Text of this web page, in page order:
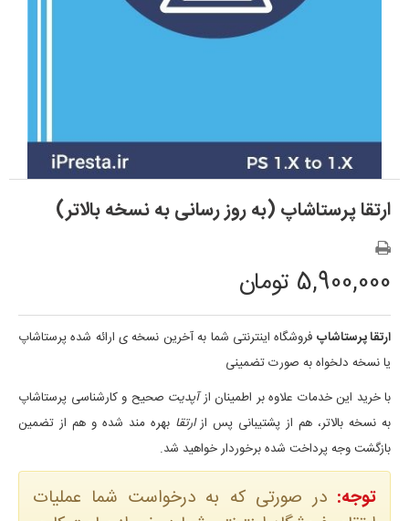
ارتقا پرستاشاپ (به روز رسانی به نسخه بالاتر)
5,900,000 تومان
ارتقا پرستاشاپ فروشگاه اینترنتی شما به آخرین نسخه ی ارائه شده پرستاشاپ
یا نسخه دلخواه به صورت تضمینی
با خرید این خدمات علاوه بر اطمینان ازآپدیت صحیح و کارشناسی پرستاشاپ
به نسخه بالاتر، هم از پشتیبانی پس ازارتقا بهره مند شده و هم از تضمین
بازگشت وجه پرداخت شده برخوردار خواهید شد.
توجه: در صورتی که به درخواست شما عملیات